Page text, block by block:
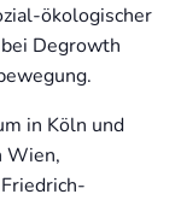
ökologischer
Degrowth
in Köln und
Wien,